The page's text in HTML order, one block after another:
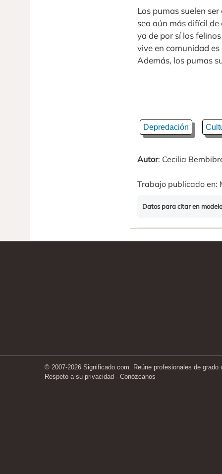
Los pumas suelen
sea aún más difícil
ya de por sí los
vive en comunidad
Además, los pumas
Depredación
Autor: Cecilia
Trabajo publicado en:
Datos para citar en
© 2007-2026 Significado.com. Reúne profesionales de grado
Respeto a su privacidad - Conózcanos